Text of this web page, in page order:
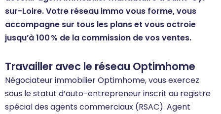
sur-Loire. Votre réseau immo vous forme, vous
accompagne sur tous les plans et vous octroie
jusqu’à 100 % de la commission de vos ventes.
Travailler avec le réseau Optimhome
Négociateur immobilier Optimhome, vous exercez
sous le statut d’auto-entrepreneur inscrit au registre
spécial des agents commerciaux (RSAC). Agent